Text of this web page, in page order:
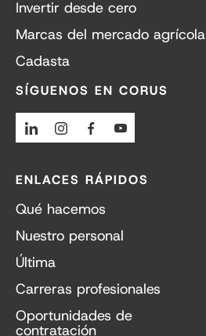
Invertir desde cero
Marcas del mercado agrícola
Cadasta
SÍGUENOS EN CORUS
LinkedinInstagramFacebook
ENLACES RÁPIDOS
Qué hacemos
Nuestro personal
Última
Carreras profesionales
Oportunidades de
contratación